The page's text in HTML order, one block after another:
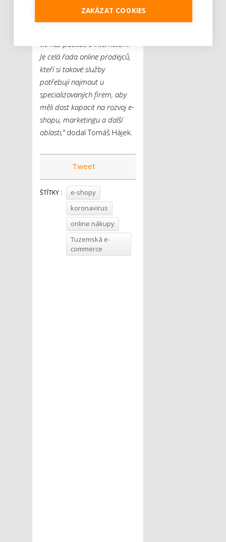
Skladování, balení, distribuce
víc než počítač s internetem.
Je celá řada online prodejců,
kteří si takové služby
potřebují najmout u
specializovaných firem, aby
měli dost kapacit na rozvoj e-
shopu, marketingu a další
oblasti,“dodal Tomáš Hájek.
Tweet
ŠTÍTKY :
e-shopy
koronavirus
online nákupy
Tuzemská e-
commerce
ZAKÁZAT COOKIES